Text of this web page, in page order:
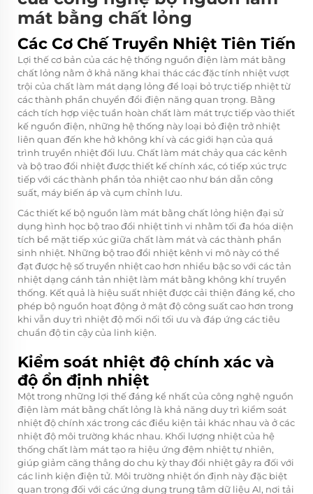
mát bằng chất lỏng
Các Cơ Chế Truyền Nhiệt Tiên Tiến
Lợi thế cơ bản của các hệ thống nguồn điện làm mát bằng
chất lỏng nằm ở khả năng khai thác các đặc tính nhiệt vượt
trội của chất làm mát dạng lỏng để loại bỏ trực tiếp nhiệt từ
các thành phần chuyển đổi điện năng quan trọng. Bằng
cách tích hợp việc tuần hoàn chất làm mát trực tiếp vào thiết
kế nguồn điện, những hệ thống này loại bỏ điện trở nhiệt
liên quan đến khe hở không khí và các giới hạn của quá
trình truyền nhiệt đối lưu. Chất làm mát chảy qua các kênh
và bộ trao đổi nhiệt được thiết kế chính xác, có tiếp xúc trực
tiếp với các thành phần tỏa nhiệt cao như bán dẫn công
suất, máy biến áp và cụm chỉnh lưu.
Các thiết kế bộ nguồn làm mát bằng chất lỏng hiện đại sử
dụng hình học bộ trao đổi nhiệt tinh vi nhằm tối đa hóa diện
tích bề mặt tiếp xúc giữa chất làm mát và các thành phần
sinh nhiệt. Những bộ trao đổi nhiệt kênh vi mô này có thể
đạt được hệ số truyền nhiệt cao hơn nhiều bậc so với các tản
nhiệt dạng cánh tản nhiệt làm mát bằng không khí truyền
thống. Kết quả là hiệu suất nhiệt được cải thiện đáng kể, cho
phép bộ nguồn hoạt động ở mật độ công suất cao hơn trong
khi vẫn duy trì nhiệt độ mối nối tối ưu và đáp ứng các tiêu
chuẩn độ tin cậy của linh kiện.
Kiểm soát nhiệt độ chính xác và
độ ổn định nhiệt
Một trong những lợi thế đáng kể nhất của công nghệ nguồn
điện làm mát bằng chất lỏng là khả năng duy trì kiểm soát
nhiệt độ chính xác trong các điều kiện tải khác nhau và ở các
nhiệt độ môi trường khác nhau. Khối lượng nhiệt của hệ
thống chất làm mát tạo ra hiệu ứng đệm nhiệt tự nhiên,
giúp giảm căng thẳng do chu kỳ thay đổi nhiệt gây ra đối với
các linh kiện điện tử. Môi trường nhiệt ổn định này đặc biệt
quan trọng đối với các ứng dụng trung tâm dữ liệu AI, nơi tải